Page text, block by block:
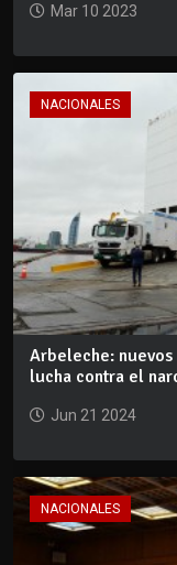
Mar 10 2023
NACIONALES
Arbeleche:
lucha contra el
Jun 21 2024
NACIONALES